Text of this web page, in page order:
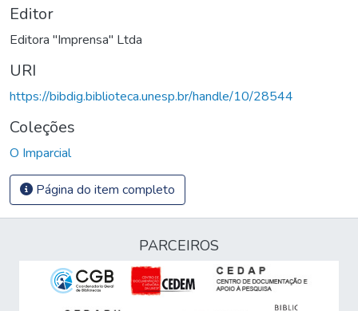
Editor
Editora "Imprensa" Ltda
URI
https://bibdig.biblioteca.unesp.br/handle/10/28544
Coleções
O Imparcial
Página do item completo
PARCEIROS